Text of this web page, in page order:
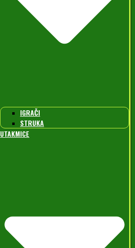
IGRAČI
STRUKA
UTAKMICE